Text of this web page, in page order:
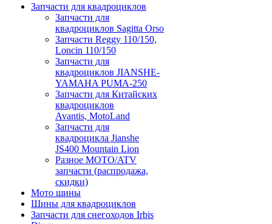
Запчасти для квадроциклов
Запчасти для
квадроциклов Sagitta Orso
Запчасти Reggy 110/150,
Loncin 110/150
Запчасти для
квадроциклов JIANSHE-
YAMAHA PUMA-250
Запчасти для Китайских
квадроциклов
Avantis, MotoLand
Запчасти для
квадроцикла Jianshe
JS400 Mountain Lion
Разное МОТО/ATV
запчасти (распродажа,
скидки)
Мото шины
Шины для квадроциклов
Запчасти для снегоходов Irbis